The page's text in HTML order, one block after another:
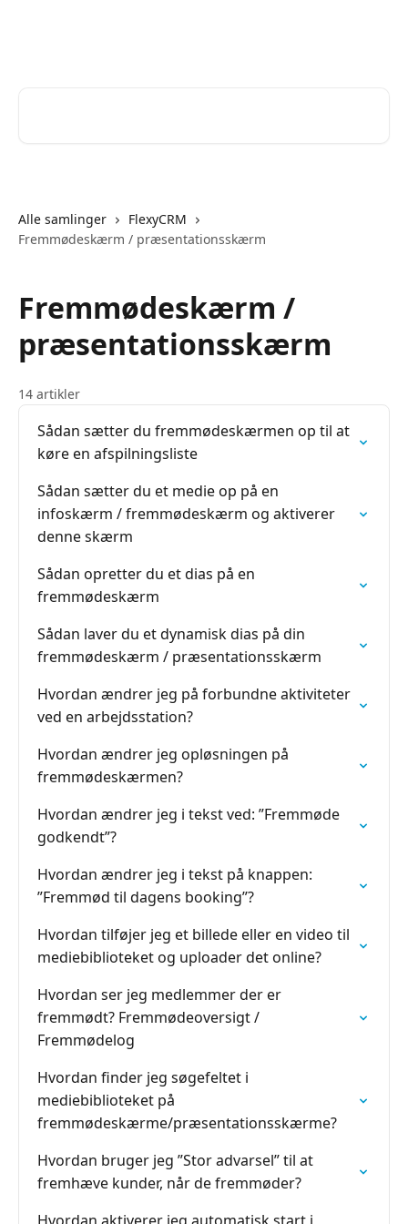
Alle samlinger
FlexyCRM
Fremmødeskærm / præsentationsskærm
Fremmødeskærm /
præsentationsskærm
14 artikler
Sådan sætter du fremmødeskærmen op til at
køre en afspilningsliste
Sådan sætter du et medie op på en
infoskærm / fremmødeskærm og aktiverer
denne skærm
Sådan opretter du et dias på en
fremmødeskærm
Sådan laver du et dynamisk dias på din
fremmødeskærm / præsentationsskærm
Hvordan ændrer jeg på forbundne aktiviteter
ved en arbejdsstation?
Hvordan ændrer jeg opløsningen på
fremmødeskærmen?
Hvordan ændrer jeg i tekst ved: ”Fremmøde
godkendt”?
Hvordan ændrer jeg i tekst på knappen:
”Fremmød til dagens booking”?
Hvordan tilføjer jeg et billede eller en video til
mediebiblioteket og uploader det online?
Hvordan ser jeg medlemmer der er
fremmødt? Fremmødeoversigt /
Fremmødelog
Hvordan finder jeg søgefeltet i
mediebiblioteket på
fremmødeskærme/præsentationsskærme?
Hvordan bruger jeg ”Stor advarsel” til at
fremhæve kunder, når de fremmøder?